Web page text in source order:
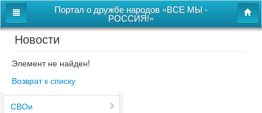
Портал о дружбе народов «ВСЕ МЫ -
РОССИЯ!»
Главная
Дом дружбы народов
Новости
СВОи
Новости
Элемент не найден!
Возврат к списку